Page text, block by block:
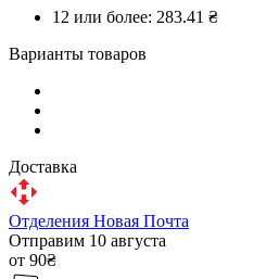
12 или более: 283.41 ₴
Варианты товаров
Доставка
Отделения Новая Почта
Отправим 10 августа
от 90₴